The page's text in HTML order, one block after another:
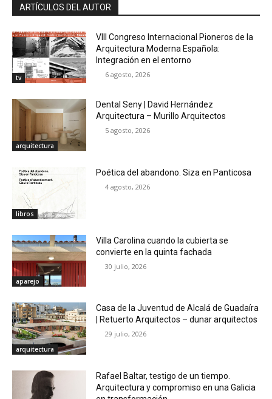
ARTÍCULOS DEL AUTOR
tv
VIII Congreso Internacional Pioneros de la
Arquitectura Moderna Española:
Integración en el entorno
6 agosto, 2026
arquitectura
Dental Seny | David Hernández
Arquitectura – Murillo Arquitectos
5 agosto, 2026
libros
Poética del abandono. Siza en Panticosa
4 agosto, 2026
aparejo
Villa Carolina cuando la cubierta se
convierte en la quinta fachada
30 julio, 2026
arquitectura
Casa de la Juventud de Alcalá de Guadaíra
| Retuerto Arquitectos – dunar arquitectos
29 julio, 2026
Rafael Baltar, testigo de un tiempo.
Arquitectura y compromiso en una Galicia